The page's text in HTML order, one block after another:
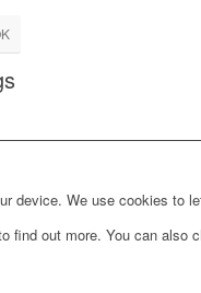
device. We use cookies to
find out more. You can